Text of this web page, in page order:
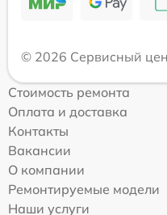
© 2026 Сервисный
Стоимость ремонта
Оплата и доставка
Контакты
Вакансии
О компании
Ремонтируемые модели
Наши услуги